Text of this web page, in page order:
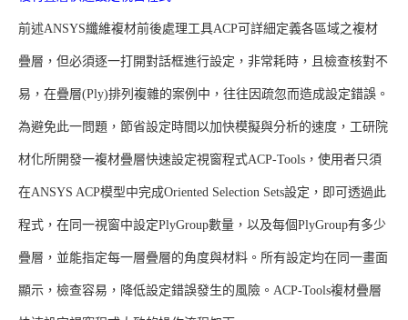
前述ANSYS纖維複材前後處理工具ACP可詳細定義各區域之複材
疊層，但必須逐一打開對話框進行設定，非常耗時，且檢查核對不
易，在疊層(Ply)排列複雜的案例中，往往因疏忽而造成設定錯誤。
為避免此一問題，節省設定時間以加快模擬與分析的速度，工研院
材化所開發一複材疊層快速設定視窗程式ACP-Tools，使用者只須
在ANSYS ACP模型中完成Oriented Selection Sets設定，即可透過此
程式，在同一視窗中設定PlyGroup數量，以及每個PlyGroup有多少
疊層，並能指定每一層疊層的角度與材料。所有設定均在同一畫面
顯示，檢查容易，降低設定錯誤發生的風險。ACP-Tools複材疊層